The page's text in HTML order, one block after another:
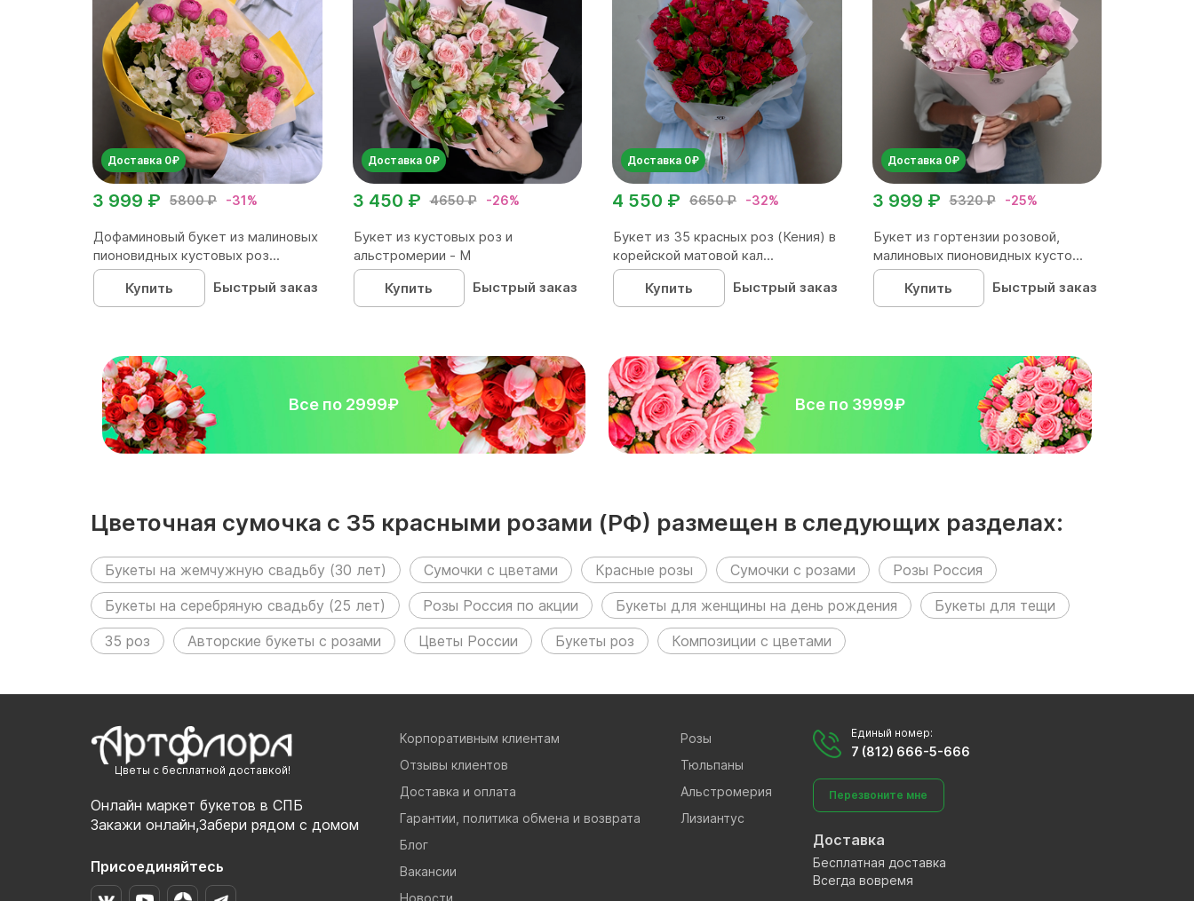
Доставка 0₽
5800 ₽ -31%
3 999 ₽
Дофаминовый букет из малиновых
пионовидных кустовых роз...
Купить
Быстрый заказ
Доставка 0₽
4650 ₽ -26%
3 450 ₽
Букет из кустовых роз и
альстромерии - М
Купить
Быстрый заказ
Доставка 0₽
6650 ₽ -32%
4 550 ₽
Букет из 35 красных роз (Кения) в
корейской матовой кал...
Купить
Быстрый заказ
Доставка 0₽
5320 ₽ -25%
3 999 ₽
Букет из гортензии розовой,
малиновых пионовидных кусто...
Купить
Быстрый заказ
Все по 2999₽ Все по 3999₽
Цветочная сумочка с 35 красными розами (РФ) размещен в следующих разделах:
Букеты на жемчужную свадьбу (30 лет) Сумочки с цветами Красные розы Сумочки с розами
Розы Россия
Букеты на серебряную свадьбу (25 лет)
Розы Россия по акции Букеты для женщины на день рождения
Букеты для тещи
35 роз
Авторские букеты с розами Цветы России Букеты роз Композиции с цветами
Цветы с бесплатной доставкой!
Онлайн маркет букетов в СПБ
Закажи онлайн,Забери рядом с домом
Присоединяйтесь
Корпоративным клиентам
Отзывы клиентов
Доставка и оплата
Гарантии, политика обмена и возврата
Блог
Вакансии
Новости
Розы
Тюльпаны
Альстромерия
Лизиантус
Единый номер:
7 (812) 666-5-666
Перезвоните мне
Доставка
Бесплатная доставка
Всегда вовремя